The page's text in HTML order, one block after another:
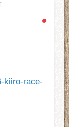
↑
kiiro-race-